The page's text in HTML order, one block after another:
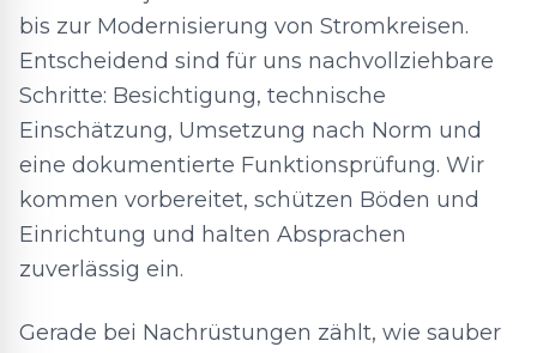
bis zur Modernisierung von Stromkreisen.
Entscheidend sind für uns nachvollziehbare
Schritte: Besichtigung, technische
Einschätzung, Umsetzung nach Norm und
eine dokumentierte Funktionsprüfung. Wir
kommen vorbereitet, schützen Böden und
Einrichtung und halten Absprachen
zuverlässig ein.
Gerade bei Nachrüstungen zählt, wie sauber